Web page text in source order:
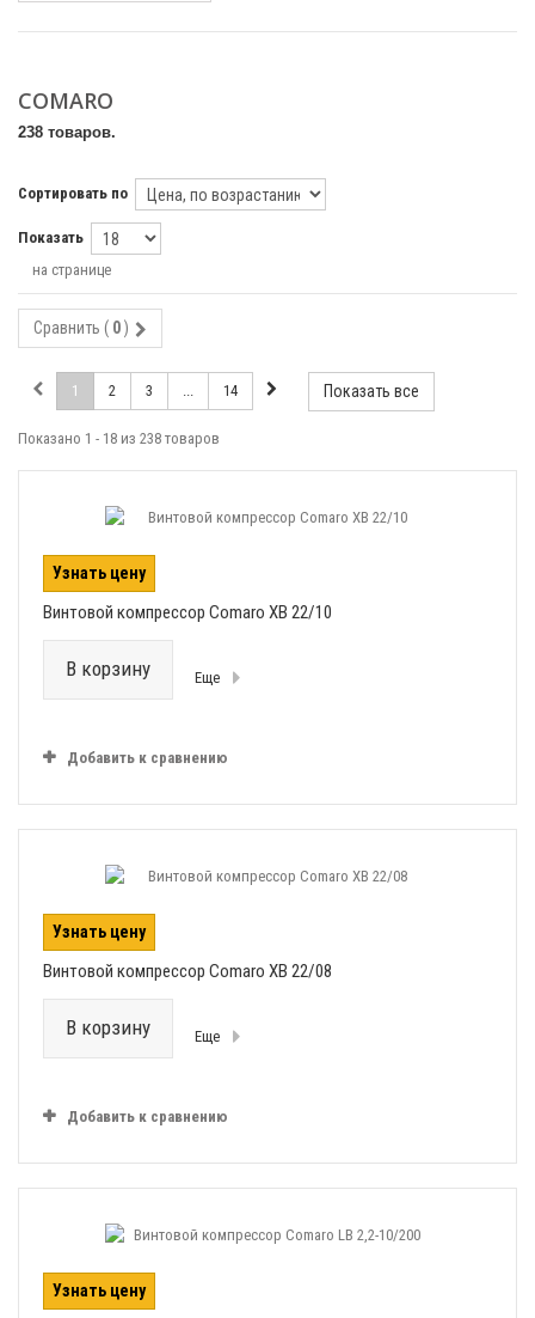
COMARO
238 товаров.
Сортировать по
Показать
на странице
Сравнить ( 0)
Показать все
1 2 3 ... 14
Показано 1 - 18 из 238 товаров
Узнать цену
Винтовой компрессор Comaro XB 22/10
В корзину Еще
Добавить к сравнению
Узнать цену
Винтовой компрессор Comaro XB 22/08
В корзину Еще
Добавить к сравнению
Узнать цену